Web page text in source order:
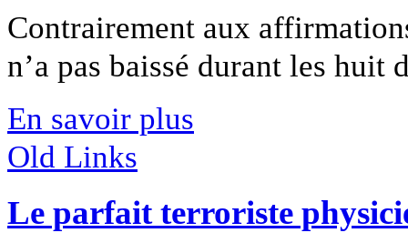
Contrairement aux
n’a pas baissé durant les huit
En savoir plus
Old Links
Le parfait terroriste